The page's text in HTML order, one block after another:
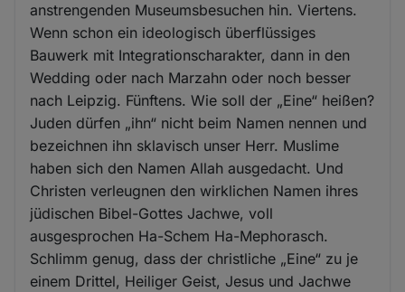
anstrengenden Museumsbesuchen hin. Viertens.
Wenn schon ein ideologisch überflüssiges
Bauwerk mit Integrationscharakter, dann in den
Wedding oder nach Marzahn oder noch besser
nach Leipzig. Fünftens. Wie soll der „Eine“ heißen?
Juden dürfen „ihn“ nicht beim Namen nennen und
bezeichnen ihn sklavisch unser Herr. Muslime
haben sich den Namen Allah ausgedacht. Und
Christen verleugnen den wirklichen Namen ihres
jüdischen Bibel-Gottes Jachwe, voll
ausgesprochen Ha-Schem Ha-Mephorasch.
Schlimm genug, dass der christliche „Eine“ zu je
einem Drittel, Heiliger Geist, Jesus und Jachwe